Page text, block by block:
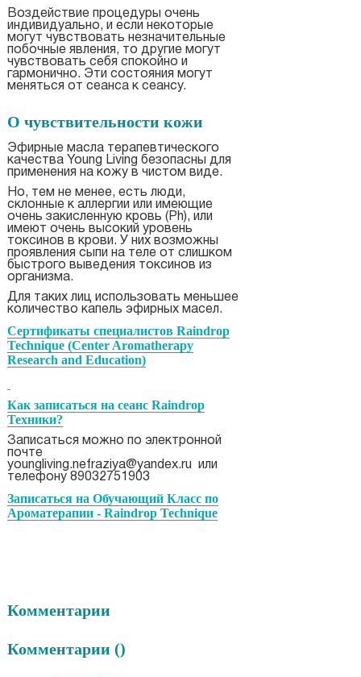
Воздействие процедуры очень
индивидуально, и если некоторые
могут чувствовать незначительные
побочные явления, то другие могут
чувствовать себя спокойно и
гармонично. Эти состояния могут
меняться от сеанса к сеансу.
О чувствительности кожи
Эфирные масла терапевтического
качества Young Living безопасны для
применения на кожу в чистом виде.
Но, тем не менее, есть люди,
склонные к аллергии или имеющие
очень закисленную кровь (Ph), или
имеют очень высокий уровень
токсинов в крови. У них возможны
проявления сыпи на теле от слишком
быстрого выведения токсинов из
организма.
Для таких лиц использовать меньшее
количество капель эфирных масел.
Сертификаты специалистов Raindrop
Technique (Center Aromatherapy
Research and Education)
Как записаться на сеанс Raindrop
Техники?
Записаться можно по электронной
почте
youngliving.nefraziya@yandex.ru
или
телефону 89032751903
Записаться на Обучающий Класс по
Ароматерапии - Raindrop Technique
Комментарии
Комментарии ()